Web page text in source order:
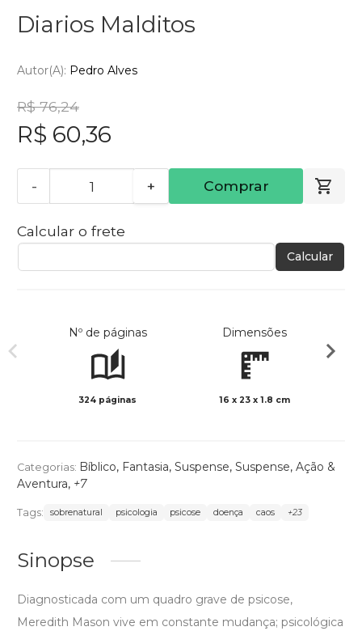
Diarios Malditos
Autor(a): Pedro Alves
R$ 76,24
R$ 60,36
- + Comprar
Calcular o frete
Calcular
Nº de páginas
324 páginas
Dimensões
16 x 23 x 1.8 cm
Categorias: Bíblico, Fantasia, Suspense, Suspense, Ação &
Aventura, +7
Tags: sobrenatural psicologia psicose doença caos +23
Sinopse
Diagnosticada com um quadro grave de psicose,
Meredith Mason vive em constante mudança; psicológica